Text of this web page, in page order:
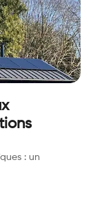
: un